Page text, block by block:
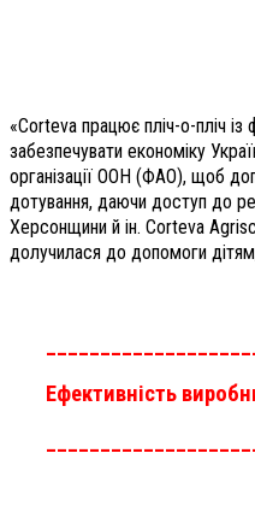
«Corteva працює пліч-о-пліч
забезпечувати економіку
організації ООН (ФАО), щоб
дотування, даючи доступ до
Херсонщини й ін. Corteva
долучилася до допомоги
Ефективність